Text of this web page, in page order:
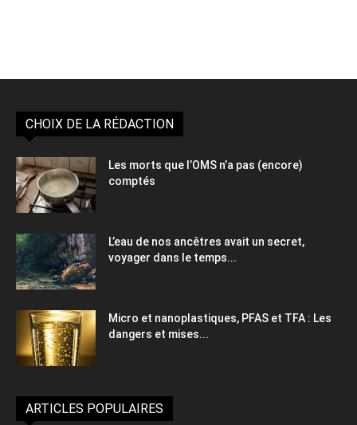
CHOIX DE LA RÉDACTION
Les morts que l’OMS n’a pas (encore)
comptés
L’eau de nos ancêtres avait un secret,
voyager dans le temps...
Micro et nanoplastiques, PFAS et TFA : Les
dangers et mises...
ARTICLES POPULAIRES